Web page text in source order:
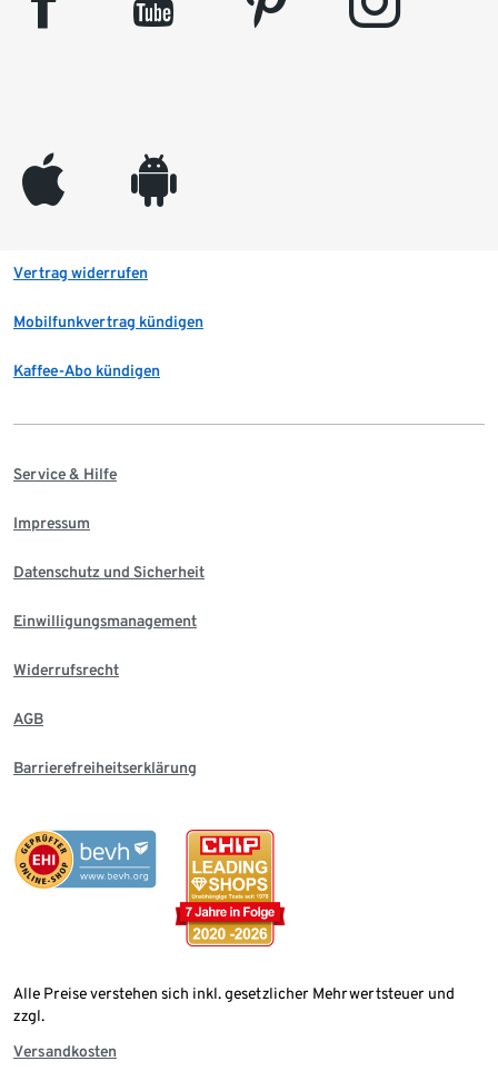
appleinc android
Vertrag widerrufen
Mobilfunkvertrag kündigen
Kaffee-Abo kündigen
Service & Hilfe
Impressum
Datenschutz und Sicherheit
Einwilligungsmanagement
Widerrufsrecht
AGB
Barrierefreiheitserklärung
Alle Preise verstehen sich inkl. gesetzlicher Mehrwertsteuer und
zzgl.
Versandkosten